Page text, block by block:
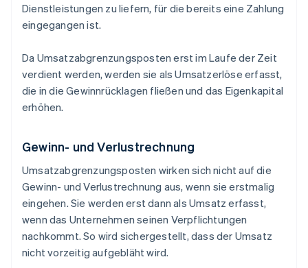
Dienstleistungen zu liefern, für die bereits eine Zahlung
eingegangen ist.
Da Umsatzabgrenzungsposten erst im Laufe der Zeit
verdient werden, werden sie als Umsatzerlöse erfasst,
die in die Gewinnrücklagen fließen und das Eigenkapital
erhöhen.
Gewinn- und Verlustrechnung
Umsatzabgrenzungsposten wirken sich nicht auf die
Gewinn- und Verlustrechnung aus, wenn sie erstmalig
eingehen. Sie werden erst dann als Umsatz erfasst,
wenn das Unternehmen seinen Verpflichtungen
nachkommt. So wird sichergestellt, dass der Umsatz
nicht vorzeitig aufgebläht wird.